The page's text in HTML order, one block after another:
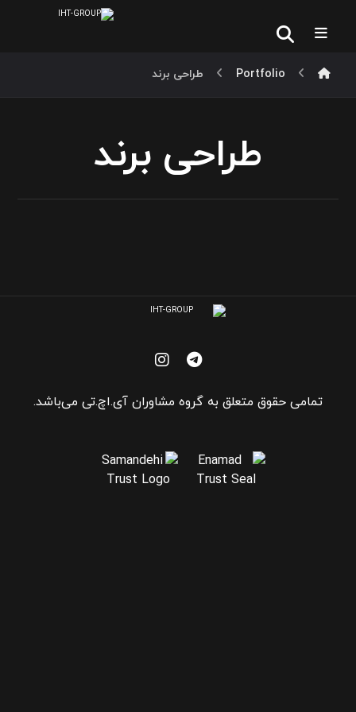
Portfolio طراحی برند
طراحی برند
تمامی حقوق متعلق به گروه مشاوران آی.اچ.تی می‌باشد.